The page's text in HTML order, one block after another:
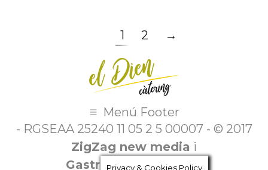
1 2 →
Menú Footer
- RGSEAA 25240 11 05 2 5 00007 - © 2017
ZigZag new media i
Gastroasesoramiento
Privacy & Cookies Policy